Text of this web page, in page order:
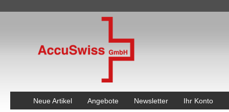
Neue Artikel Angebote Newsletter Ihr Konto